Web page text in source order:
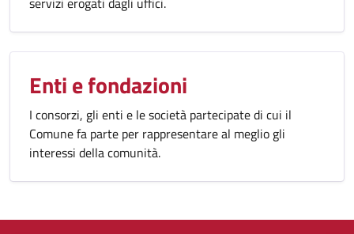
Enti e fondazioni
I consorzi, gli enti e le società partecipate di cui il
Comune fa parte per rappresentare al meglio gli
interessi della comunità.